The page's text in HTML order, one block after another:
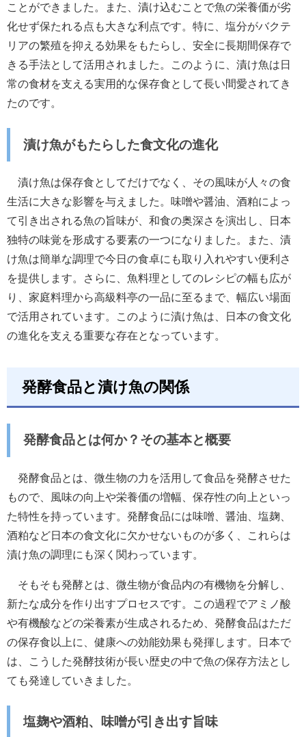
ことができました。また、漬け込むことで魚の栄養価が劣
化せず保たれる点も大きな利点です。特に、塩分がバクテ
リアの繁殖を抑える効果をもたらし、安全に長期間保存で
きる手法として活用されました。このように、漬け魚は日
常の食材を支える実用的な保存食として長い間愛されてき
たのです。
漬け魚がもたらした食文化の進化
漬け魚は保存食としてだけでなく、その風味が人々の食
生活に大きな影響を与えました。味噌や醤油、酒粕によっ
て引き出される魚の旨味が、和食の奥深さを演出し、日本
独特の味覚を形成する要素の一つになりました。また、漬
け魚は簡単な調理で今日の食卓にも取り入れやすい便利さ
を提供します。さらに、魚料理としてのレシピの幅も広が
り、家庭料理から高級料亭の一品に至るまで、幅広い場面
で活用されています。このように漬け魚は、日本の食文化
の進化を支える重要な存在となっています。
発酵食品と漬け魚の関係
発酵食品とは何か？その基本と概要
発酵食品とは、微生物の力を活用して食品を発酵させた
もので、風味の向上や栄養価の増幅、保存性の向上といっ
た特性を持っています。発酵食品には味噌、醤油、塩麹、
酒粕など日本の食文化に欠かせないものが多く、これらは
漬け魚の調理にも深く関わっています。
そもそも発酵とは、微生物が食品内の有機物を分解し、
新たな成分を作り出すプロセスです。この過程でアミノ酸
や有機酸などの栄養素が生成されるため、発酵食品はただ
の保存食以上に、健康への効能効果も発揮します。日本で
は、こうした発酵技術が長い歴史の中で魚の保存方法とし
ても発達していきました。
塩麹や酒粕、味噌が引き出す旨味